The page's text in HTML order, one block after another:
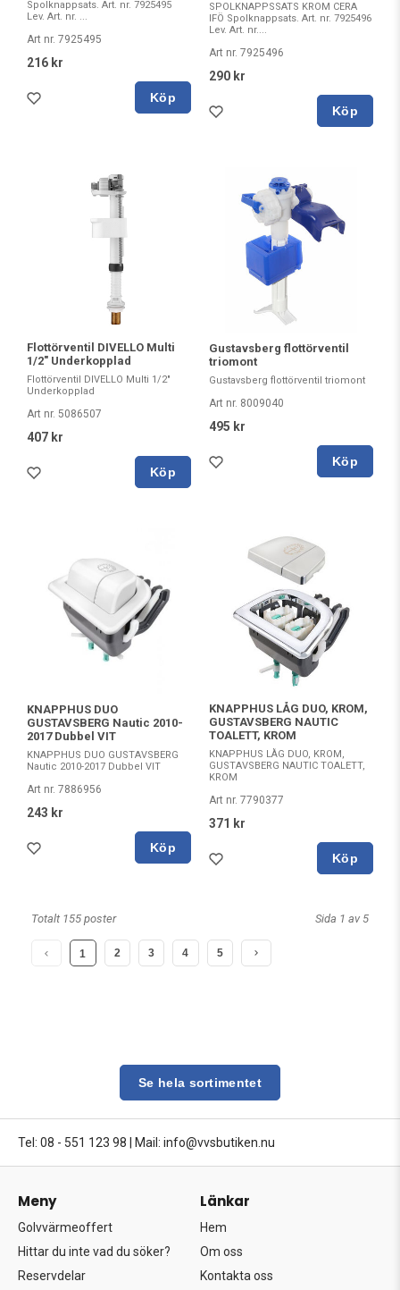
Spolknappsats. Art. nr. 7925495
Lev. Art. nr. ...
Art nr. 7925495
216 kr
Köp
SPOLKNAPPSSATS KROM CERA
IFÖ Spolknappsats. Art. nr. 7925496
Lev. Art. nr....
Art nr. 7925496
290 kr
Köp
Flottörventil DIVELLO Multi
1/2" Underkopplad
Flottörventil DIVELLO Multi 1/2"
Underkopplad
Art nr. 5086507
407 kr
Köp
Gustavsberg flottörventil
triomont
Gustavsberg flottörventil triomont
Art nr. 8009040
495 kr
Köp
KNAPPHUS DUO
GUSTAVSBERG Nautic 2010-
2017 Dubbel VIT
KNAPPHUS DUO GUSTAVSBERG
Nautic 2010-2017 Dubbel VIT
Art nr. 7886956
243 kr
Köp
KNAPPHUS LÅG DUO, KROM,
GUSTAVSBERG NAUTIC
TOALETT, KROM
KNAPPHUS LÅG DUO, KROM,
GUSTAVSBERG NAUTIC TOALETT,
KROM
Art nr. 7790377
371 kr
Köp
Totalt 155 poster Sida 1 av 5
1 2 3 4 5
Se hela sortimentet
Tel: 08 - 551 123 98 Mail: info@vvsbutiken.nu
Meny
Golvvärmeoffert
Hittar du inte vad du söker?
Reservdelar
Länkar
Hem
Om oss
Kontakta oss